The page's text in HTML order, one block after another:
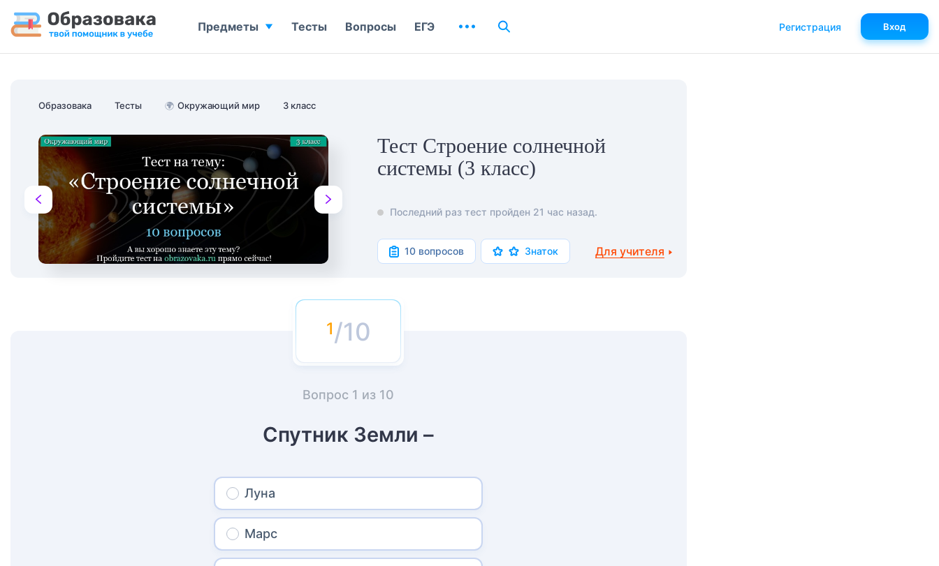
Образовака Тесты 🌍 Окружающий мир 3 класс
Тест Строение солнечной
системы (3 класс)
Последний раз тест пройден 21 час назад.
10 вопросов Знаток Для учителя
/10
Вопрос 1 из 10
Спутник Земли –
Луна
Марс
Предметы Тесты Вопросы ЕГЭ Регистрация Вход